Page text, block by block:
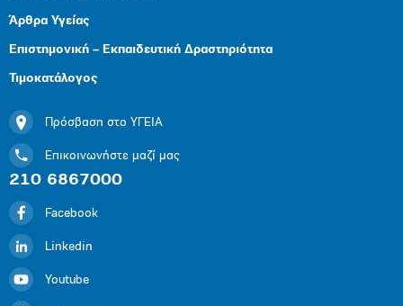
Άρθρα Υγείας
Επιστημονική – Εκπαιδευτική Δραστηριότητα
Τιμοκατάλογος
Πρόσβαση στο ΥΓΕΙΑ
Επικοινωνήστε μαζί μας
210 6867000
Facebook
Linkedin
Youtube